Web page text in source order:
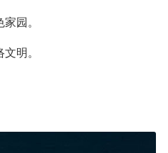
园。
明。